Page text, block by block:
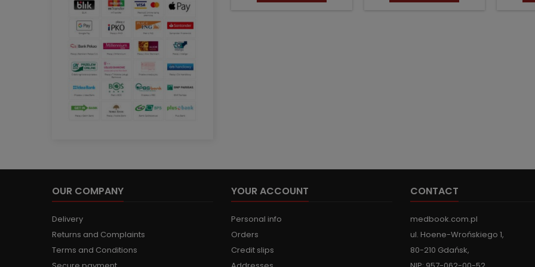
OUR COMPANY
Delivery
Returns and Complaints
Terms and Conditions
YOUR ACCOUNT
Personal info
Orders
Credit slips
CONTACT
medbook.com.pl
ul. Hoene-Wrońskiego 1,
80-210 Gdańsk,